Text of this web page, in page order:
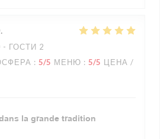
- ГОСТИ 2
: 5/5 МЕНЮ : 5/5 ЦЕНА /
la grande tradition